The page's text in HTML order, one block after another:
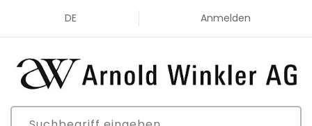
DE Anmelden